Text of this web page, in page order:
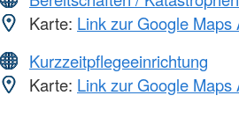
Karte: Link zur Google Maps
Kurzzeitpflegeeinrichtung
Karte: Link zur Google Maps